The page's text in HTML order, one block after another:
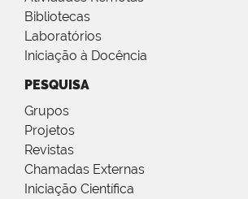
Bibliotecas
Laboratórios
Iniciação à Docência
PESQUISA
Grupos
Projetos
Revistas
Chamadas Externas
Iniciação Científica